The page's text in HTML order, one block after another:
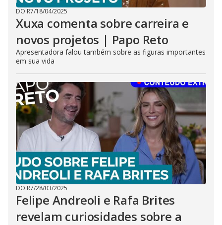
DO R7/18/04/2025
Xuxa comenta sobre carreira e
novos projetos | Papo Reto
Apresentadora falou também sobre as figuras importantes
em sua vida
DO R7/28/03/2025
Felipe Andreoli e Rafa Brites
revelam curiosidades sobre a